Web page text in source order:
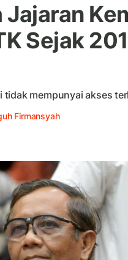
Sejak
tidak mempunyai akses
Firmansyah